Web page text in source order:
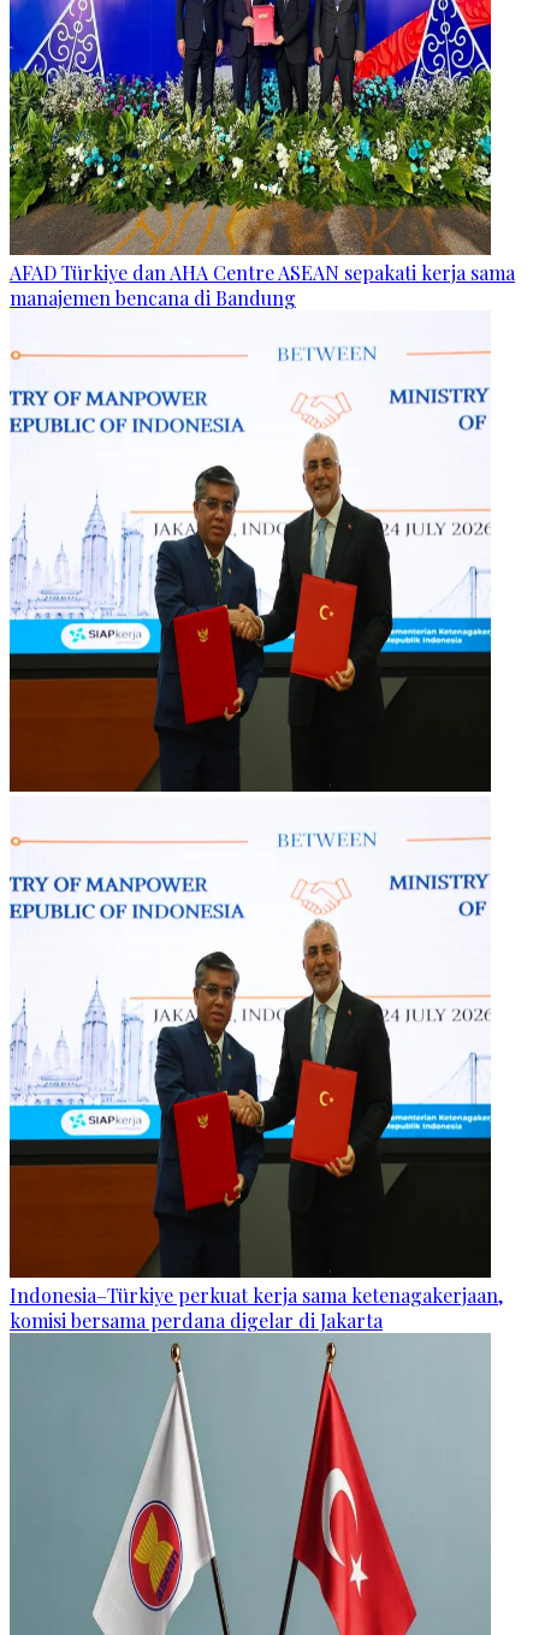
AFAD Türkiye dan AHA Centre ASEAN sepakati kerja sama
manajemen bencana di Bandung
Indonesia–Türkiye perkuat kerja sama ketenagakerjaan,
komisi bersama perdana digelar di Jakarta